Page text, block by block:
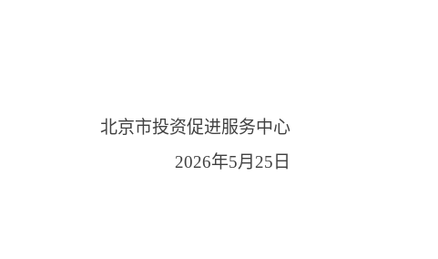
北京市投资促进服务中心
2026年5月25日